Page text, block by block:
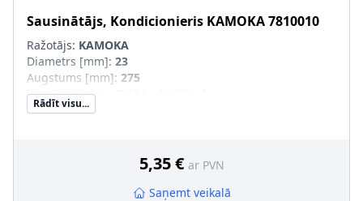
Sausinātājs, Kondicionieris KAMOKA7810010
Ražotājs: KAMOKA
Diametrs [mm]: 23
Augstums [mm]: 275
Dzesējošā viela
Rādīt visu...
5,35 € ar PVN
Saņemt veikalā